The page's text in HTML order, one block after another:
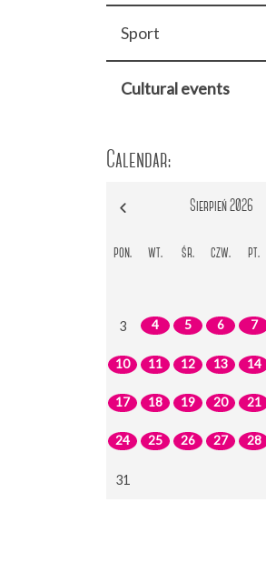
Sport
Cultural events
Calendar:
Sierpień 2026
pon. wt. śr. czw. pt.
3 4 5 6 7
10 11 12 13 14
17 18 19 20 21
24 25 26 27 28
31